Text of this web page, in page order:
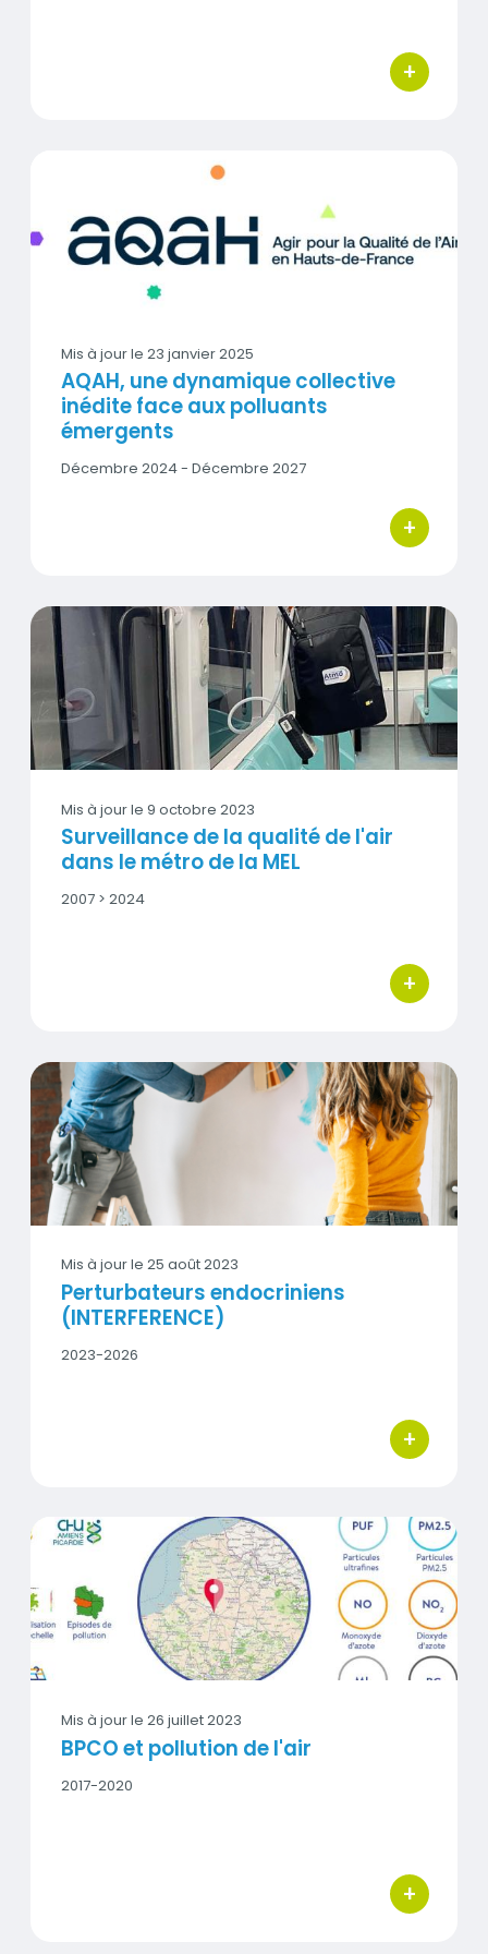
+
bouton
AQAH, une dynamique collective inédite face aux
Vignette
Mis à jour le 23 janvier 2025
AQAH, une dynamique collective
inédite face aux polluants
émergents
Date
Décembre 2024 - Décembre 2027
+
bouton
Surveillance de la qualité de l'air dans le métro de la MEL
Vignette
Mis à jour le 9 octobre 2023
Surveillance de la qualité de l'air
dans le métro de la MEL
Date
2007 > 2024
+
bouton
Perturbateurs endocriniens (INTERFERENCE)
Mis à jour le 25 août 2023
Perturbateurs endocriniens
(INTERFERENCE)
Date
2023-2026
+
bouton
BPCO et pollution de l'air
Vignette
Mis à jour le 26 juillet 2023
BPCO et pollution de l'air
Date
2017-2020
+
bouton